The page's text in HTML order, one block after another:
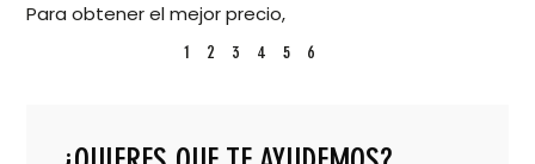
Para obtener el mejor precio,
1 2 3 4 5 6